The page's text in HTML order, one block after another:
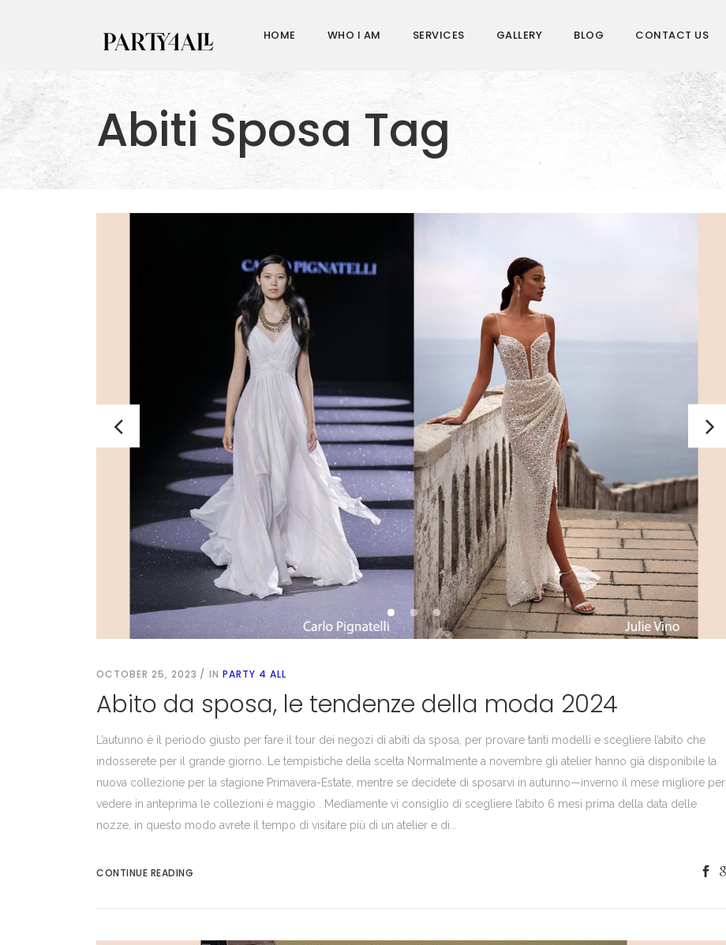
HOME WHO I AM SERVICES GALLERY BLOG CONTACT US
Abiti Sposa Tag
OCTOBER 25, 2023 IN PARTY 4 ALL
Abito da sposa, le tendenze della moda 2024
L’autunno è il periodo giusto per fare il tour dei negozi di abiti da sposa, per provare tanti modelli e scegliere l’abito che
indosserete per il grande giorno. Le tempistiche della scelta Normalmente a novembre gli atelier hanno già disponibile la
nuova collezione per la stagione Primavera-Estate, mentre se decidete di sposarvi in autunno—inverno il mese migliore per
vedere in anteprima le collezioni è maggio . Mediamente vi consiglio di scegliere l’abito 6 mesi prima della data delle
nozze, in questo modo avrete il tempo di visitare più di un atelier e di...
CONTINUE READING